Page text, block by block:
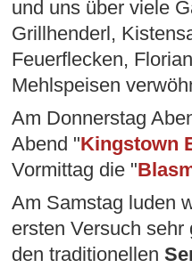
und uns über viele
Grillhenderl,
Feuerflecken,
Mehlspeisen
Am Donnerstag
Abend "Kingstown
Vormittag die "
Am Samstag luden
ersten Versuch
den traditionellen